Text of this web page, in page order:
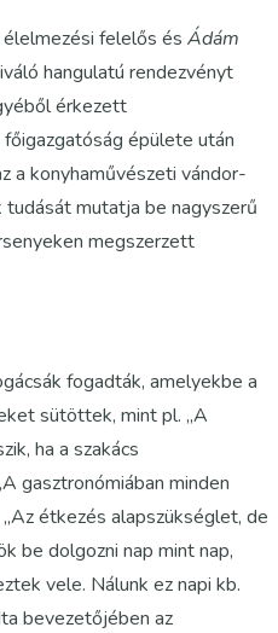
felelős és Ádám
hangulatú rendezvényt
érkezett
épülete után
a konyhaművészeti vándor-
tudását mutatja be nagyszerű
megszerzett
fogadták, amelyekbe a
sütöttek, mint pl. „A
ha a szakács
gasztronómiában minden
étkezés alapszükséglet, de
be dolgozni nap mint nap,
vele. Nálunk ez napi kb.
bevezetőjében az